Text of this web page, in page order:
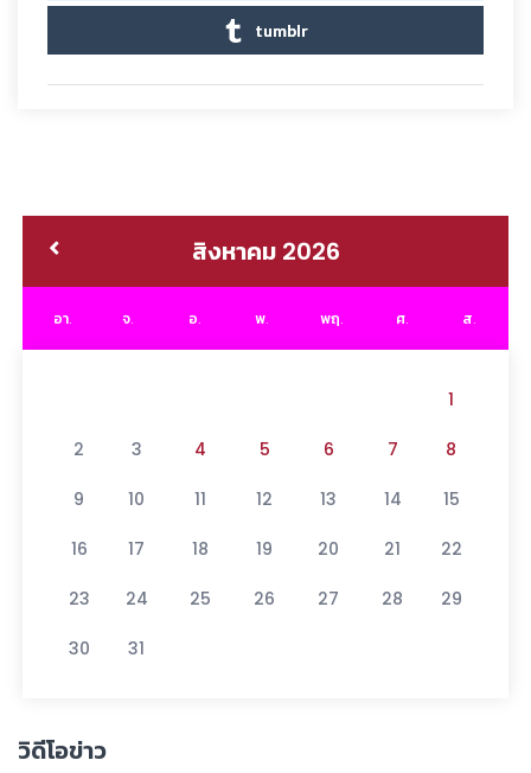
tumblr
สิงหาคม 2026
อา. จ. อ. พ. พฤ. ศ. ส.
1
2 3 4 5 6 7 8
9 10 11 12 13 14 15
16 17 18 19 20 21 22
23 24 25 26 27 28 29
30 31
วิดีโอข่าว